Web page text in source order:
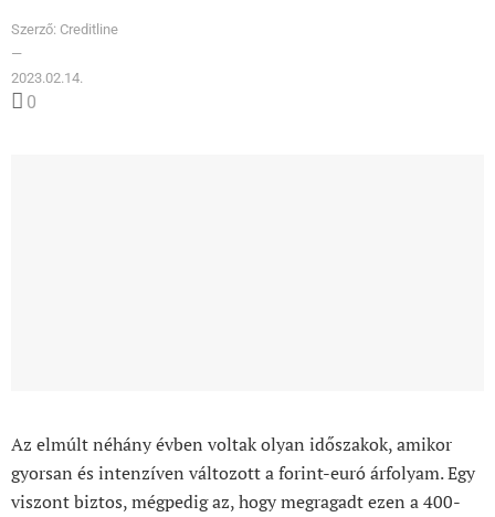
Szerző: Creditline
—
2023.02.14.
0
Az elmúlt néhány évben voltak olyan időszakok, amikor
gyorsan és intenzíven változott a forint-euró árfolyam. Egy
viszont biztos, mégpedig az, hogy megragadt ezen a 400-